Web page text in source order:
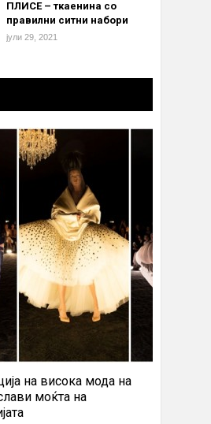
ПЛИСЕ – ткаенина со
правилни ситни набори
јули 29, 2021
на висока мода на
моќта на